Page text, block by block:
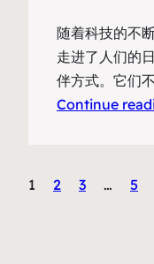
随着科技的不
走进了人们的
伴方式。它们
Continue
1 2 3 … 5